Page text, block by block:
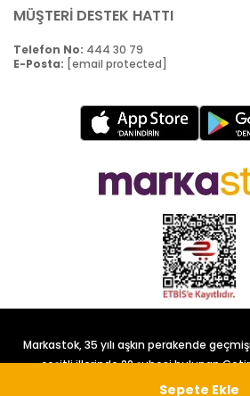
MÜŞTERİ DESTEK HATTI
Telefon No: 444 30 79
E-Posta: [email protected]
Markastok, 35 yılı aşkın perakende
çeşitli illerinde 22 şubesi bulunan
tarafından